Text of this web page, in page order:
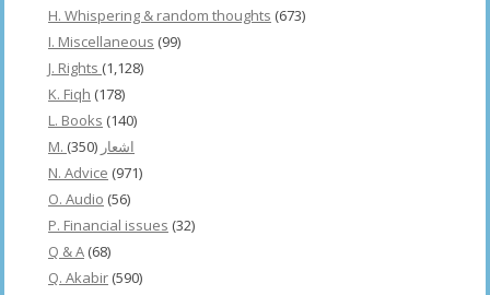
H. Whispering & random thoughts (673)
I. Miscellaneous (99)
J. Rights (1,128)
K. Fiqh (178)
L. Books (140)
M. اشعار (350)
N. Advice (971)
O. Audio (56)
P. Financial issues (32)
Q & A (68)
Q. Akabir (590)